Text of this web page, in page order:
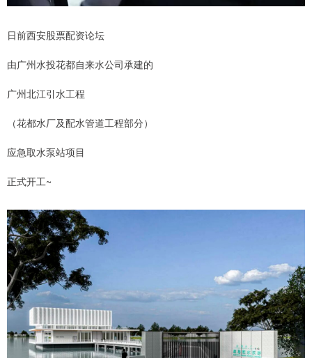
日前西安股票配资论坛
由广州水投花都自来水公司承建的
广州北江引水工程
（花都水厂及配水管道工程部分）
应急取水泵站项目
正式开工~